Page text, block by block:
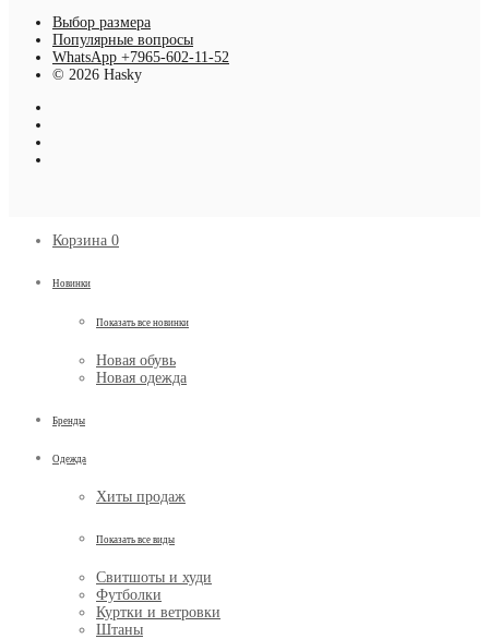
Выбор размера
Популярные вопросы
WhatsApp +7965-602-11-52
© 2026 Hasky
Корзина 0
Новинки
Показать все новинки
Новая обувь
Новая одежда
Бренды
Одежда
Хиты продаж
Показать все виды
Свитшоты и худи
Футболки
Куртки и ветровки
Штаны